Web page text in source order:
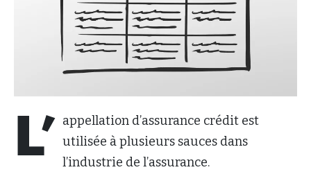
L’ appellation d’assurance crédit est
utilisée à plusieurs sauces dans
l’industrie de l’assurance.